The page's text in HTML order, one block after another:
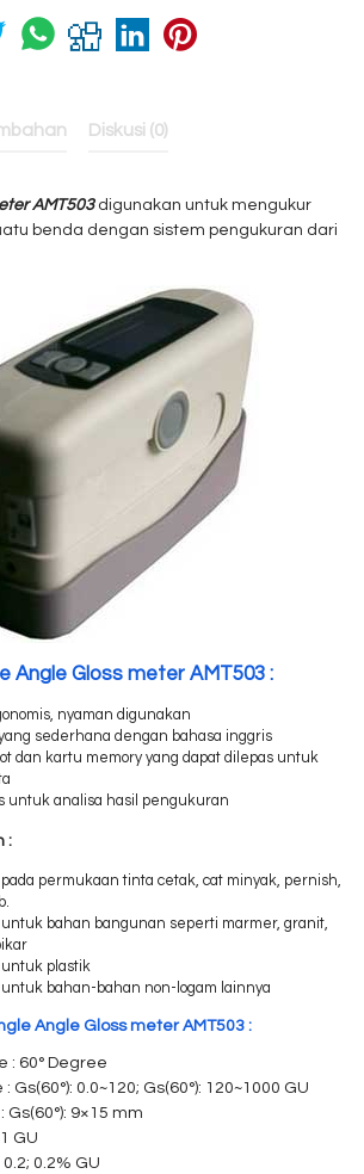
Diskusi (0)
AMT503digunakan untuk mengukur
benda dengan sistem pengukuran dari
Angle Gloss meter AMT503 :
nyaman digunakan
sederhana dengan bahasa inggris
dan kartu memory yang dapat dilepas untuk
untuk analisa hasil pengukuran
:
permukaan tinta cetak, cat minyak, pernish,
bahan bangunan seperti marmer, granit,
plastik
bahan-bahan non-logam lainnya
Angle Gloss meter AMT503 :
: 60° Degree
Gs(60°): 0.0~120; Gs(60°): 120~1000 GU
Gs(60°): 9×15 mm
GU
0.2% GU